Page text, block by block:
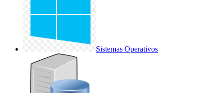
Sistemas Operativos